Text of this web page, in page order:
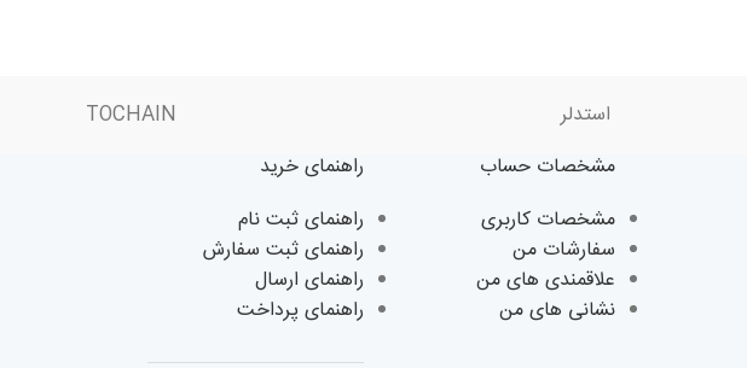
استدلر TOCHAIN
مشخصات حساب
مشخصات کاربری
سفارشات من
علاقمندی های من
نشانی های من
راهنمای خرید
راهنمای ثبت نام
راهنمای ثبت سفارش
راهنمای ارسال
راهنمای پرداخت